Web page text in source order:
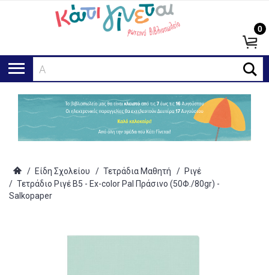
Αναζή
0
/ Είδη Σχολείου / Τετράδια Μαθητή / Ριγέ
/ Τετράδιο Ριγέ Β5 - Ex-color Pal Πράσινο (50Φ./80gr) -
Salkopaper